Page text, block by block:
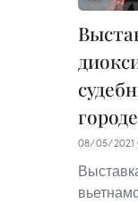
08/05/2021